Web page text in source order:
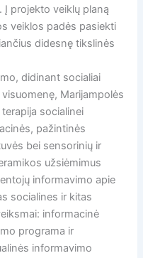
Į projekto veiklų planą
veiklos padės pasiekti
didesnę tikslinės
didinant socialiai
Marijampolės
socialinei
pažintinės
bei sensorinių ir
užsiėmimus
informavimo apie
socialines ir kitas
informacinė
programa ir
informavimo